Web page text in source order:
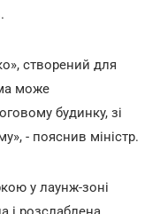
створений для
може
будинку, зі
- пояснив міністр.
у лаунж-зоні